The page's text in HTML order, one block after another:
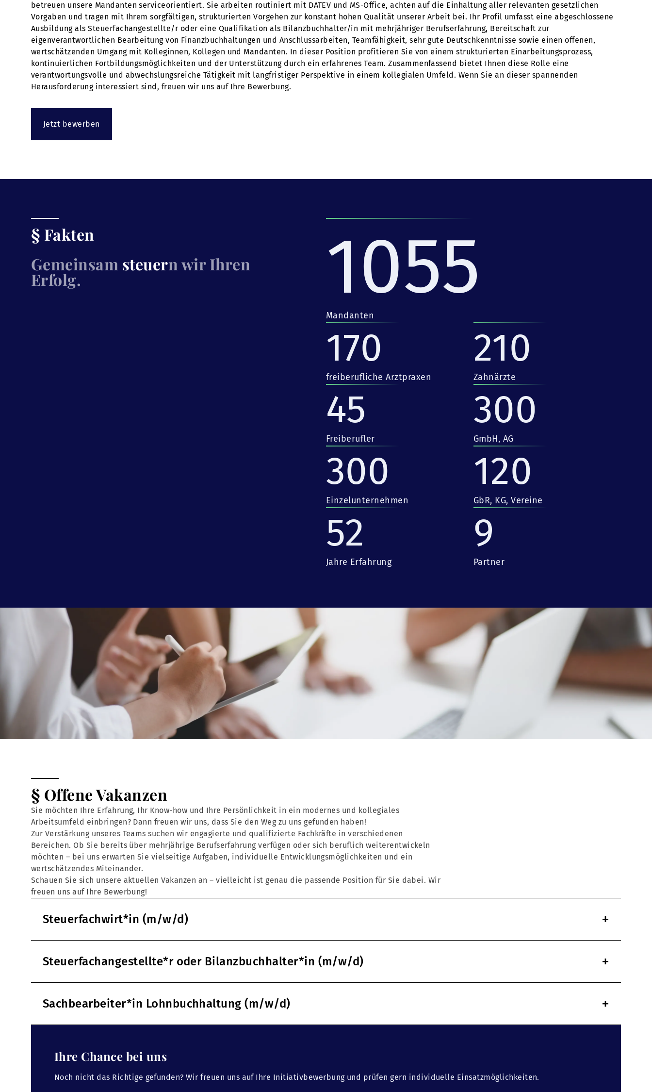
betreuen unsere Mandanten serviceorientiert. Sie arbeiten routiniert mit DATEV und MS-Office, achten auf die Einhaltung aller relevanten gesetzlichen
Vorgaben und tragen mit Ihrem sorgfältigen, strukturierten Vorgehen zur konstant hohen Qualität unserer Arbeit bei. Ihr Profil umfasst eine abgeschlossene
Ausbildung als Steuerfachangestellte/r oder eine Qualifikation als Bilanzbuchhalter/in mit mehrjähriger Berufserfahrung, Bereitschaft zur
eigenverantwortlichen Bearbeitung von Finanzbuchhaltungen und Anschlussarbeiten, Teamfähigkeit, sehr gute Deutschkenntnisse sowie einen offenen,
wertschätzenden Umgang mit Kolleginnen, Kollegen und Mandanten. In dieser Position profitieren Sie von einem strukturierten Einarbeitungsprozess,
kontinuierlichen Fortbildungsmöglichkeiten und der Unterstützung durch ein erfahrenes Team. Zusammenfassend bietet Ihnen diese Rolle eine
verantwortungsvolle und abwechslungsreiche Tätigkeit mit langfristiger Perspektive in einem kollegialen Umfeld. Wenn Sie an dieser spannenden
Herausforderung interessiert sind, freuen wir uns auf Ihre Bewerbung.
Jetzt bewerben
§ Fakten
Gemeinsam steuern wir Ihren
Erfolg. 1055
Mandanten
170
freiberufliche Arztpraxen
210
Zahnärzte
45
Freiberufler
300
GmbH, AG
300
Einzelunternehmen
120
GbR, KG, Vereine
52
Jahre Erfahrung
9
Partner
§ Offene Vakanzen
Sie möchten Ihre Erfahrung, Ihr Know-how und Ihre Persönlichkeit in ein modernes und kollegiales
Arbeitsumfeld einbringen? Dann freuen wir uns, dass Sie den Weg zu uns gefunden haben!
Zur Verstärkung unseres Teams suchen wir engagierte und qualifizierte Fachkräfte in verschiedenen
Bereichen. Ob Sie bereits über mehrjährige Berufserfahrung verfügen oder sich beruflich weiterentwickeln
möchten – bei uns erwarten Sie vielseitige Aufgaben, individuelle Entwicklungsmöglichkeiten und ein
wertschätzendes Miteinander.
Schauen Sie sich unsere aktuellen Vakanzen an – vielleicht ist genau die passende Position für Sie dabei. Wir
freuen uns auf Ihre Bewerbung!
Steuerfachwirt*in (m/w/d) +
Steuerfachangestellte*r oder Bilanzbuchhalter*in (m/w/d) +
Sachbearbeiter*in Lohnbuchhaltung (m/w/d) +
Ihre Chance bei uns
Noch nicht das Richtige gefunden? Wir freuen uns auf Ihre Initiativbewerbung und prüfen gern individuelle Einsatzmöglichkeiten.